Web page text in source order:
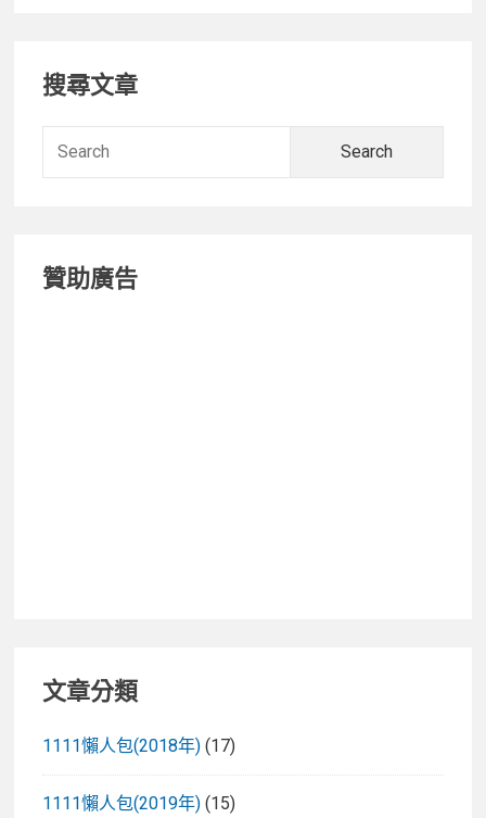
Primary
Sidebar
搜尋文章
贊助廣告
文章分類
1111懶人包(2018年) (17)
1111懶人包(2019年) (15)